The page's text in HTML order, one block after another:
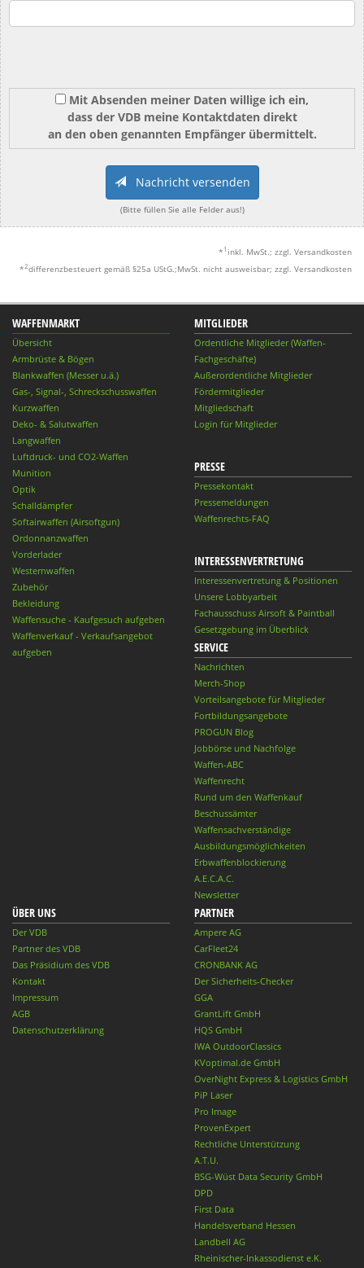
Mit Absenden meiner Daten willige ich ein,
dass der VDB meine Kontaktdaten direkt
an den oben genannten Empfänger übermittelt.
Nachricht versenden
(Bitte füllen Sie alle Felder aus!)
* 1 inkl. MwSt.; zzgl. Versandkosten
*2differenzbesteuert gemäß §25a UStG.;MwSt. nicht ausweisbar; zzgl. Versandkosten
WAFFENMARKT
Übersicht
Armbrüste & Bögen
Blankwaffen (Messer u.ä.)
Gas-, Signal-, Schreckschusswaffen
Kurzwaffen
Deko- & Salutwaffen
Langwaffen
Luftdruck- und CO2-Waffen
Munition
Optik
Schalldämpfer
Softairwaffen (Airsoftgun)
Ordonnanzwaffen
Vorderlader
Westernwaffen
Zubehör
Bekleidung
Waffensuche - Kaufgesuch aufgeben
Waffenverkauf - Verkaufsangebot
aufgeben
MITGLIEDER
Ordentliche Mitglieder (Waffen-
Fachgeschäfte)
Außerordentliche Mitglieder
Fördermitglieder
Mitgliedschaft
Login für Mitglieder
PRESSE
Pressekontakt
Pressemeldungen
Waffenrechts-FAQ
INTERESSENVERTRETUNG
Interessenvertretung & Positionen
Unsere Lobbyarbeit
Fachausschuss Airsoft & Paintball
Gesetzgebung im Überblick
SERVICE
Nachrichten
Merch-Shop
Vorteilsangebote für Mitglieder
Fortbildungsangebote
PROGUN Blog
Jobbörse und Nachfolge
Waffen-ABC
Waffenrecht
Rund um den Waffenkauf
Beschussämter
Waffensachverständige
Ausbildungsmöglichkeiten
Erbwaffenblockierung
A.E.C.A.C.
Newsletter
ÜBER UNS
Der VDB
Partner des VDB
Das Präsidium des VDB
Kontakt
Impressum
AGB
Datenschutzerklärung
PARTNER
Ampere AG
CarFleet24
CRONBANK AG
Der Sicherheits-Checker
GGA
GrantLift GmbH
HQS GmbH
IWA OutdoorClassics
KVoptimal.de GmbH
OverNight Express & Logistics GmbH
PiP Laser
Pro Image
ProvenExpert
Rechtliche Unterstützung
A.T.U.
BSG-Wüst Data Security GmbH
DPD
First Data
Handelsverband Hessen
Landbell AG
Rheinischer-Inkassodienst e.K.